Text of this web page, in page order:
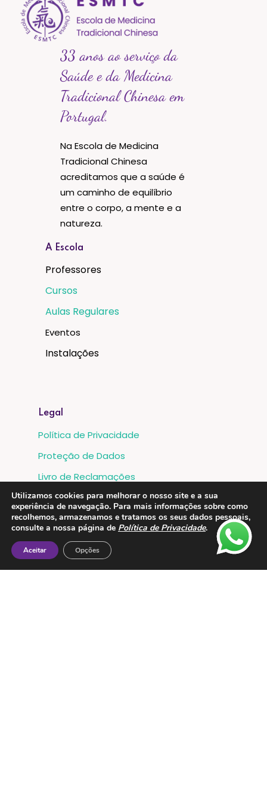
33 anos ao serviço da
Saúde e da Medicina
Tradicional Chinesa em
Portugal.
Na Escola de Medicina
Tradicional Chinesa
acreditamos que a saúde é
um caminho de equilíbrio
entre o corpo, a mente e a
natureza.
A Escola
Professores
Cursos
Aulas Regulares
Eventos
Instalações
Legal
Política de Privacidade
Proteção de Dados
Livro de Reclamações
Metodos de Pagamento:
Utilizamos cookies para melhorar o nosso site e a sua
experiência de navegação. Para mais informações sobre como
recolhemos, armazenamos e tratamos os seus dados pessoais,
consulte a nossa página de Política de Privacidade.
Aceitar Opções